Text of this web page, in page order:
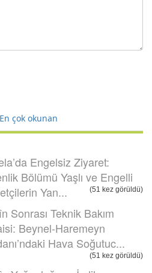
En çok okunan
Engelsiz Ziyaret:
Bölümü Yaşlı ve Engelli
Yan...
(51 kez görüldü)
Sonrası Teknik Bakım
Beynel-Haremeyn
Hava Soğutuc...
(51 kez görüldü)